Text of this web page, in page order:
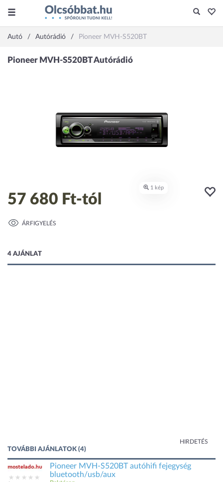
Autó Autórádió Pioneer MVH-S520BT
57 680 Ft-tól
ÁRFIGYELÉS
4 AJÁNLAT
HIRDETÉS
TOVÁBBI AJÁNLATOK (4)
Pioneer MVH-S520BT autóhifi fejegység
bluetooth/usb/aux